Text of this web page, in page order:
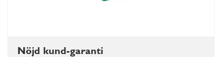
Nöjd kund-garanti